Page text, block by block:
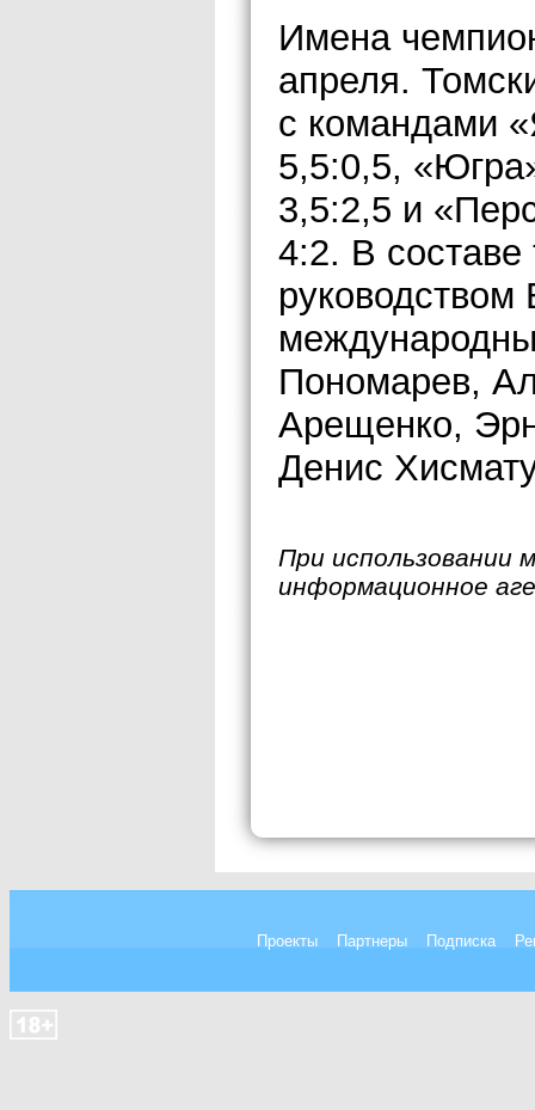
Имена
апреля.
с командами
5,5:0,5,
3,5:2,5 и
4:2. В
Пономарев,
Арещенко,
Денис
При использовании
информационное
Проекты Партнеры Подписка